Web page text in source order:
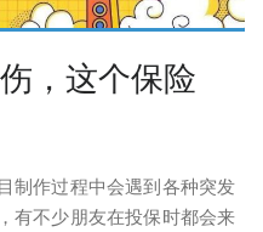
，这个保险
制作过程中会遇到各种突发
有不少朋友在投保时都会来